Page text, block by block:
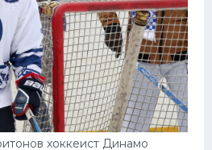
хоккеист Динамо